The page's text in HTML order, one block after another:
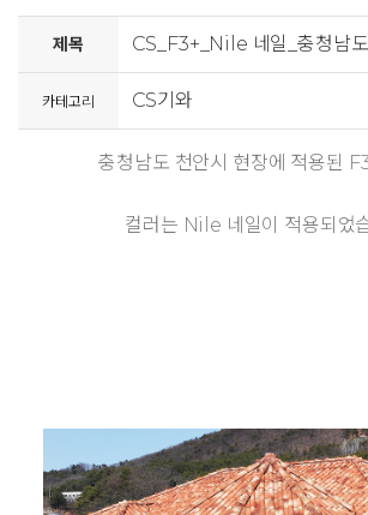
제목 CS_F3+_Nile 네일_충청남도
카테고리 CS기와
충청남도 천안시 현장​​에 적용된
컬러는 Nile 네일이 적용되었